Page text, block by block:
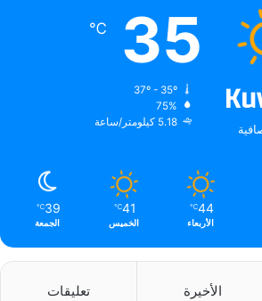
35
℃
75%
5.18 كيلومتر/ساعة
44
℃
الأربعاء
41
℃
الخميس
39
℃
الجمعة
الأخيرة تعليقات